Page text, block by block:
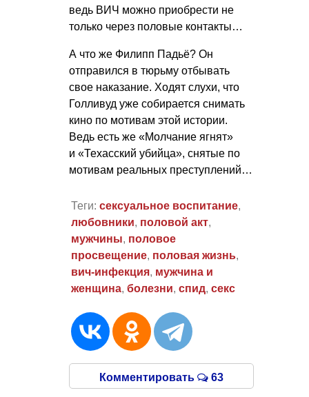
ведь ВИЧ можно приобрести не
только через половые контакты…
А что же Филипп Падьё? Он
отправился в тюрьму отбывать
свое наказание. Ходят слухи, что
Голливуд уже собирается снимать
кино по мотивам этой истории.
Ведь есть же «Молчание ягнят»
и «Техасский убийца», снятые по
мотивам реальных преступлений…
Теги: сексуальное воспитание,
любовники, половой акт,
мужчины, половое
просвещение, половая жизнь,
вич-инфекция, мужчина и
женщина, болезни, спид, секс
Комментировать 63